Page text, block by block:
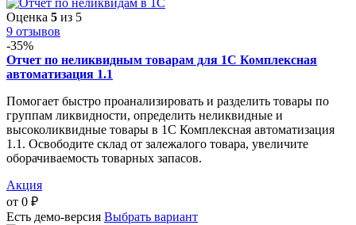
Оценка 5 из 5
9 отзывов
-35%
Отчет по неликвидным товарам для 1С Комплексная
автоматизация 1.1
Помогает быстро проанализировать и разделить товары по
группам ликвидности, определить неликвидные и
высоколиквидные товары в 1С Комплексная автоматизация
1.1. Освободите склад от залежалого товара, увеличите
оборачиваемость товарных запасов.
Акция
от 0 ₽
Есть демо-версия Выбрать вариант